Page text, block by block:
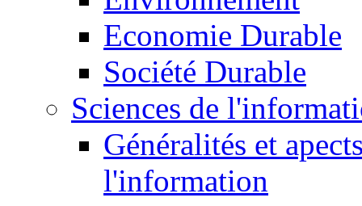
Economie Durable
Société Durable
Sciences de
Généralités et
l'information